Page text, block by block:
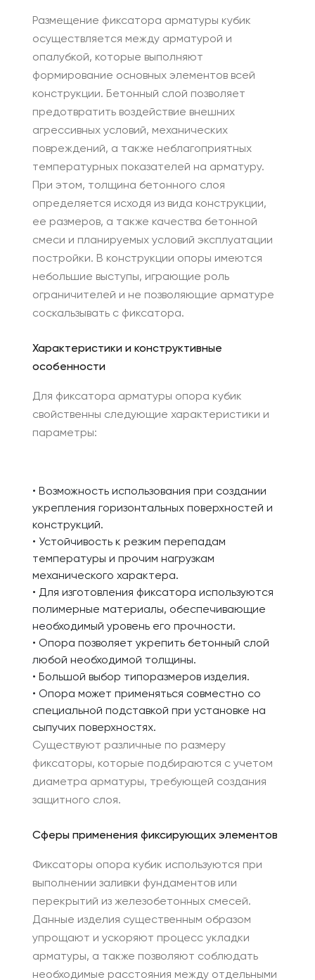
Размещение фиксатора арматуры кубик
осуществляется между арматурой и
опалубкой, которые выполняют
формирование основных элементов всей
конструкции. Бетонный слой позволяет
предотвратить воздействие внешних
агрессивных условий, механических
повреждений, а также неблагоприятных
температурных показателей на арматуру.
При этом, толщина бетонного слоя
определяется исходя из вида конструкции,
ее размеров, а также качества бетонной
смеси и планируемых условий эксплуатации
постройки. В конструкции опоры имеются
небольшие выступы, играющие роль
ограничителей и не позволяющие арматуре
соскальзывать с фиксатора.
Характеристики и конструктивные
особенности
Для фиксатора арматуры опора кубик
свойственны следующие характеристики и
параметры:
• Возможность использования при создании
укрепления горизонтальных поверхностей и
конструкций.
• Устойчивость к резким перепадам
температуры и прочим нагрузкам
механического характера.
• Для изготовления фиксатора используются
полимерные материалы, обеспечивающие
необходимый уровень его прочности.
• Опора позволяет укрепить бетонный слой
любой необходимой толщины.
• Большой выбор типоразмеров изделия.
• Опора может применяться совместно со
специальной подставкой при установке на
сыпучих поверхностях.
Существуют различные по размеру
фиксаторы, которые подбираются с учетом
диаметра арматуры, требующей создания
защитного слоя.
Сферы применения фиксирующих элементов
Фиксаторы опора кубик используются при
выполнении заливки фундаментов или
перекрытий из железобетонных смесей.
Данные изделия существенным образом
упрощают и ускоряют процесс укладки
арматуры, а также позволяют соблюдать
необходимые расстояния между отдельными